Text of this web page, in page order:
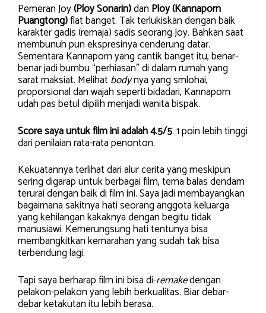
Pemeran Joy(Ploy Sonarin)dan Ploy (Kannaporn
Puangtong)flat banget. Tak terlukiskan dengan baik
karakter gadis (remaja) sadis seorang Joy. Bahkan saat
membunuh pun ekspresinya cenderung datar.
Sementara Kannaporn yang cantik banget itu, benar-
benar jadi bumbu “perhiasan” di dalam rumah yang
sarat maksiat. Melihatbodynya yang smlohai,
proporsional dan wajah seperti bidadari, Kannaporn
udah pas betul dipilih menjadi wanita bispak.
Score saya untuk film ini adalah 4.5/5. 1 poin lebih tinggi
dari penilaian rata-rata penonton.
Kekuatannya terlihat dari alur cerita yang meskipun
sering digarap untuk berbagai film, tema balas dendam
terurai dengan baik di film ini. Saya jadi membayangkan
bagaimana sakitnya hati seorang anggota keluarga
yang kehilangan kakaknya dengan begitu tidak
manusiawi. Kemerungsung hati tentunya bisa
membangkitkan kemarahan yang sudah tak bisa
terbendung lagi.
Tapi saya berharap film ini bisa di-remakedengan
pelakon-pelakon yang lebih berkualitas. Biar debar-
debar ketakutan itu lebih berasa.